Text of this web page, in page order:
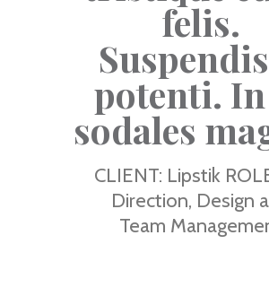
felis.
potenti.
sodales
CLIENT: Lipstik
Direction, Design
Team